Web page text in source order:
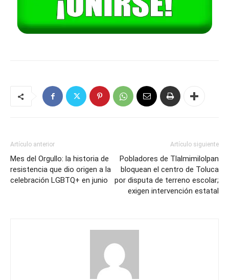
Artículo anterior
Mes del Orgullo: la historia de
resistencia que dio origen a la
celebración LGBTQ+ en junio
Artículo siguiente
Pobladores de Tlalmimilolpan
bloquean el centro de Toluca
por disputa de terreno escolar;
exigen intervención estatal